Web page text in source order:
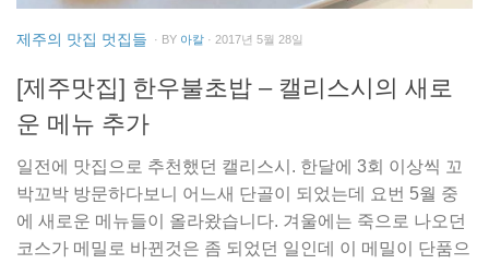
제주의 맛집 멋집들 · BY 아칼 · 2017년 5월 28일
[제주맛집] 한우불초밥 – 캘리스시의 새로
운 메뉴 추가
일전에 맛집으로 추천했던 캘리스시. 한달에 3회 이상씩 꼬
박꼬박 방문하다보니 어느새 단골이 되었는데 요번 5월 중
에 새로운 메뉴들이 올라왔습니다. 겨울에는 죽으로 나오던
코스가 메밀로 바뀐것은 좀 되었던 일인데 이 메밀이 단품으